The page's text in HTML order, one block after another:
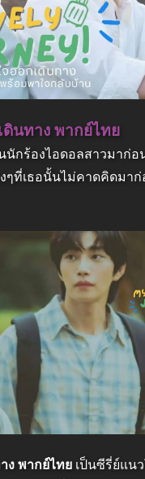
นทาง พากย์ไทย
นักร้องไอดอลสาวมาก่
เธอนั้นไม่คาดคิดมาก่
ง พากย์ไทย เป็นซีรี่ย์แน